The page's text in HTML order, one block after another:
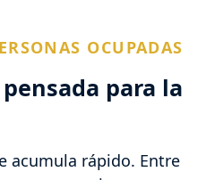
OCUPADAS
para la
acumula rápido. Entre